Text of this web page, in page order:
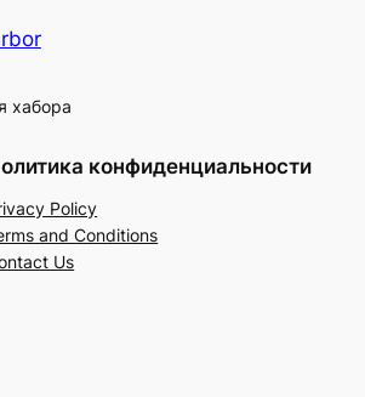
хабора
конфиденциальности
Policy
and Conditions
Us